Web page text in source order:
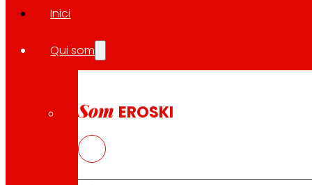
Inici
Qui som
Som EROSKI
21.04.2026
Les llars espanyoles amb
“Com mengem? Anàlisi del consum